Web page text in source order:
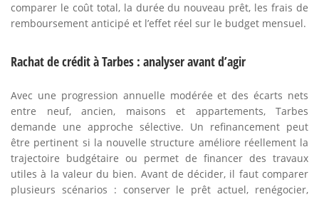
comparer le coût total, la durée du nouveau prêt, les frais de
remboursement anticipé et l’effet réel sur le budget mensuel.
Rachat de crédit à Tarbes : analyser avant d’agir
Avec une progression annuelle modérée et des écarts nets
entre neuf, ancien, maisons et appartements, Tarbes
demande une approche sélective. Un refinancement peut
être pertinent si la nouvelle structure améliore réellement la
trajectoire budgétaire ou permet de financer des travaux
utiles à la valeur du bien. Avant de décider, il faut comparer
plusieurs scénarios : conserver le prêt actuel, renégocier,